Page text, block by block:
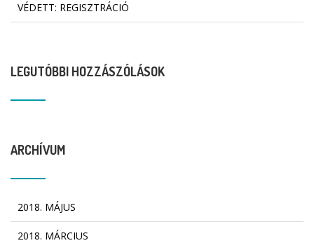
VÉDETT: REGISZTRÁCIÓ
LEGUTÓBBI HOZZÁSZÓLÁSOK
ARCHÍVUM
2018. MÁJUS
2018. MÁRCIUS